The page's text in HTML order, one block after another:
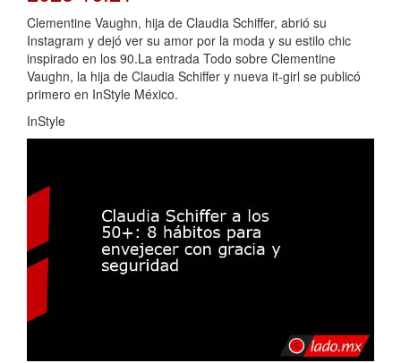
Clementine Vaughn, hija de Claudia Schiffer, abrió su
Instagram y dejó ver su amor por la moda y su estilo chic
inspirado en los 90.La entrada Todo sobre Clementine
Vaughn, la hija de Claudia Schiffer y nueva it-girl se publicó
primero en InStyle México.
InStyle